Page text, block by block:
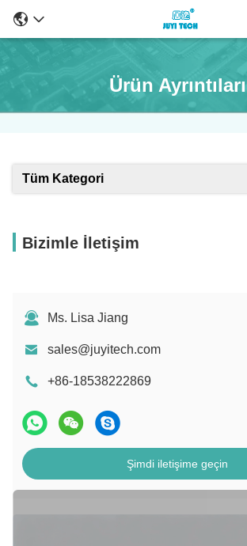
Ürün Ayrıntıları
Tüm Kategori
Bizimle İletişim
Ms. Lisa Jiang
sales@juyitech.com
+86-18538222869
Şimdi iletişime geçin